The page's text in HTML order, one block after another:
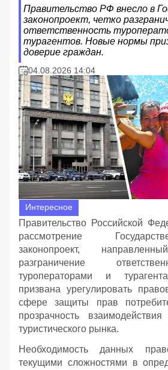
Правительство РФ внесло в
законопроект, четко
ответственность
турагентов. Новые нормы
доверие граждан.
04.08.2026 14:04
Интересное
Правительство Российской
рассмотрение
законопроект,
разграничение
туроператорами и
призвана урегулировать
сфере защиты прав
прозрачность
туристического рынка.
Необходимость данных
текущими сложностями в